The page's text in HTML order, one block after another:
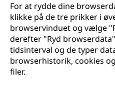
For at rydde dine
klikke på de tre prikker i
browservinduet og vælge
derefter "Ryd
tidsinterval og de typer
browserhistorik, cookies
filer.